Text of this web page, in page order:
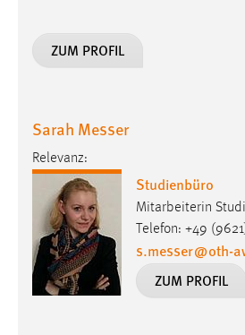
ZUM PROFIL
Sarah Messer
Relevanz:
Studienbüro
Mitarbeiterin
Telefon: +49
s.messer@oth-
ZUM PROFIL